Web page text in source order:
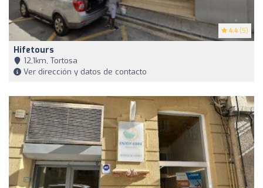
4.4 (5)
Hifetours
12,1km, Tortosa
Ver dirección y datos de contacto